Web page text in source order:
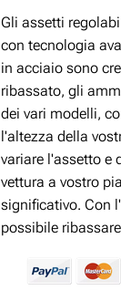
Gli assetti
con tecnologia
in acciaio sono
ribassato, gli
dei vari modelli,
l'altezza della
variare l'assetto e
vettura a vostro
significativo. Con
possibile